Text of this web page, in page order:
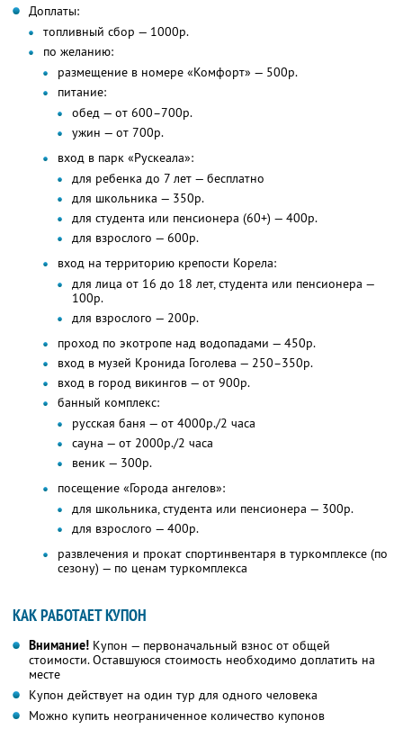
Доплаты:
топливный сбор — 1000р.
по желанию:
размещение в номере «Комфорт» — 500р.
питание:
обед — от 600–700р.
ужин — от 700р.
вход в парк «Рускеала»:
для ребенка до 7 лет — бесплатно
для школьника — 350р.
для студента или пенсионера (60+) — 400р.
для взрослого — 600р.
вход на территорию крепости Корела:
для лица от 16 до 18 лет, студента или пенсионера —
100р.
для взрослого — 200р.
проход по экотропе над водопадами — 450р.
вход в музей Кронида Гоголева — 250–350р.
вход в город викингов — от 900р.
банный комплекс:
русская баня — от 4000р./2 часа
сауна — от 2000р./2 часа
веник — 300р.
посещение «Города ангелов»:
для школьника, студента или пенсионера — 300р.
для взрослого — 400р.
развлечения и прокат спортинвентаря в туркомплексе (по
сезону) — по ценам туркомплекса
КАК РАБОТАЕТ КУПОН
Внимание! Купон — первоначальный взнос от общей
стоимости. Оставшуюся стоимость необходимо доплатить на
месте
Купон действует на один тур для одного человека
Можно купить неограниченное количество купонов